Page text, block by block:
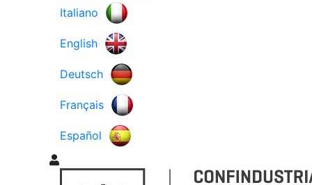
Italiano
English
Deutsch
Français
Español